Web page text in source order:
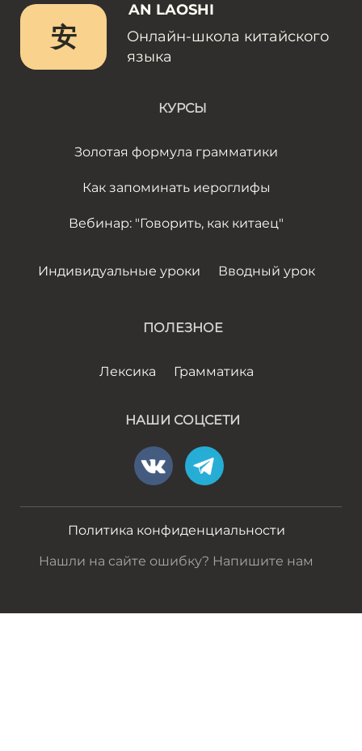
安
AN LAOSHI
Онлайн-школа китайского
языка
КУРСЫ
Золотая формула грамматики
Как запоминать иероглифы
Вебинар: "Говорить, как китаец"
Индивидуальные уроки Вводный урок
ПОЛЕЗНОЕ
Лексика Грамматика
НАШИ СОЦСЕТИ
Политика конфиденциальности
Нашли на сайте ошибку? Напишите нам